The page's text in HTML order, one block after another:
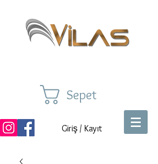
Sepet
Giriş / Kayıt